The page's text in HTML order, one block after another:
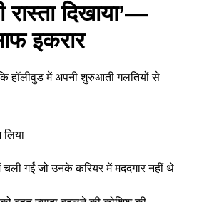
रास्ता दिखाया’—
इकरार
हॉलीवुड में अपनी शुरुआती गलतियों से
गईं जो उनके करियर में मददगार नहीं थे